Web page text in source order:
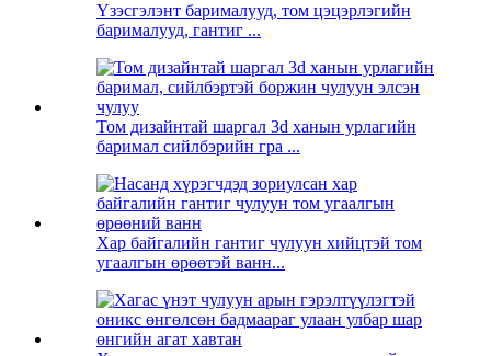
Үзэсгэлэнт барималууд, том цэцэрлэгийн
барималууд, гантиг ...
Том дизайнтай шаргал 3d ханын урлагийн
баримал сийлбэрийн гра ...
Хар байгалийн гантиг чулуун хийцтэй том
угаалгын өрөөтэй ванн...